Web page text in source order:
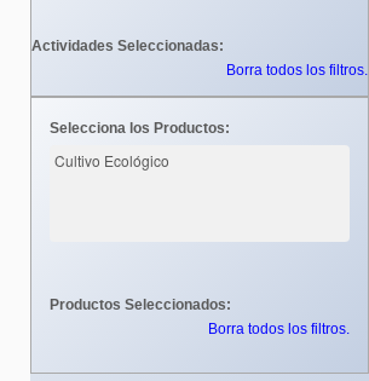
Actividades Seleccionadas:
Borra todos los filtros.
Selecciona los Productos:
Productos Seleccionados:
Borra todos los filtros.